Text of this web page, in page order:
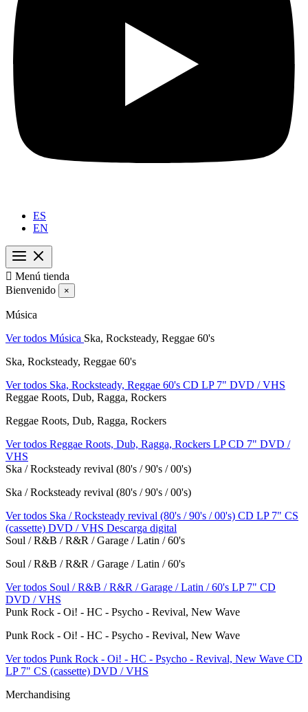
ES
EN
 Menú tienda
Bienvenido
×
Música
Ver todos Música Ska, Rocksteady, Reggae 60's
Ska, Rocksteady, Reggae 60's
Ver todos Ska, Rocksteady, Reggae 60's CD LP 7" DVD / VHS
Reggae Roots, Dub, Ragga, Rockers
Reggae Roots, Dub, Ragga, Rockers
Ver todos Reggae Roots, Dub, Ragga, Rockers LPCD 7" DVD /
VHS
Ska / Rocksteady revival (80's / 90's / 00's)
Ska / Rocksteady revival (80's / 90's / 00's)
Ver todos Ska / Rocksteady revival (80's / 90's / 00's) CD LP 7" CS
(cassette) DVD / VHS Descarga digital
Soul / R&B / R&R / Garage / Latin / 60's
Soul / R&B / R&R / Garage / Latin / 60's
Ver todos Soul / R&B / R&R / Garage / Latin / 60's LP 7" CD
DVD / VHS
Punk Rock - Oi! - HC - Psycho - Revival, New Wave
Punk Rock - Oi! - HC - Psycho - Revival, New Wave
Ver todos Punk Rock - Oi! - HC - Psycho - Revival, New Wave CD
LP 7" CS (cassette) DVD / VHS
Merchandising